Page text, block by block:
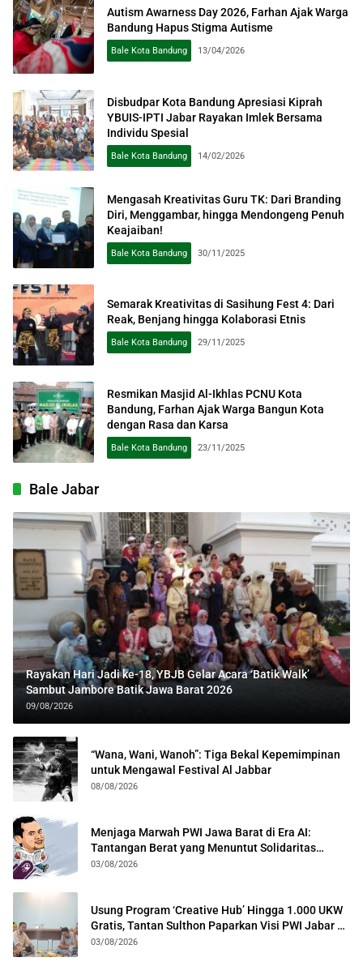
Autism Awarness Day 2026, Farhan Ajak Warga
Bandung Hapus Stigma Autisme
Bale Kota Bandung 13/04/2026
Disbudpar Kota Bandung Apresiasi Kiprah
YBUIS-IPTI Jabar Rayakan Imlek Bersama
Individu Spesial
Bale Kota Bandung 14/02/2026
Mengasah Kreativitas Guru TK: Dari Branding
Diri, Menggambar, hingga Mendongeng Penuh
Keajaiban!
Bale Kota Bandung 30/11/2025
Semarak Kreativitas di Sasihung Fest 4: Dari
Reak, Benjang hingga Kolaborasi Etnis
Bale Kota Bandung 29/11/2025
Resmikan Masjid Al-Ikhlas PCNU Kota
Bandung, Farhan Ajak Warga Bangun Kota
dengan Rasa dan Karsa
Bale Kota Bandung 23/11/2025
Bale Jabar
Rayakan Hari Jadi ke-18, YBJB Gelar Acara ‘Batik Walk’
Sambut Jambore Batik Jawa Barat 2026
09/08/2026
“Wana, Wani, Wanoh”: Tiga Bekal Kepemimpinan
untuk Mengawal Festival Al Jabbar
08/08/2026
Menjaga Marwah PWI Jawa Barat di Era AI:
Tantangan Berat yang Menuntut Solidaritas
Lintas Generasi
03/08/2026
Usung Program ‘Creative Hub’ Hingga 1.000 UKW
Gratis, Tantan Sulthon Paparkan Visi PWI Jabar di
Kota Bogor
03/08/2026